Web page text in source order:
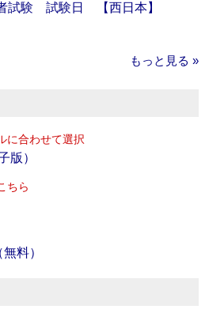
試験 試験日 【西日本】
もっと見る »
に合わせて選択
版）
ちら
料）